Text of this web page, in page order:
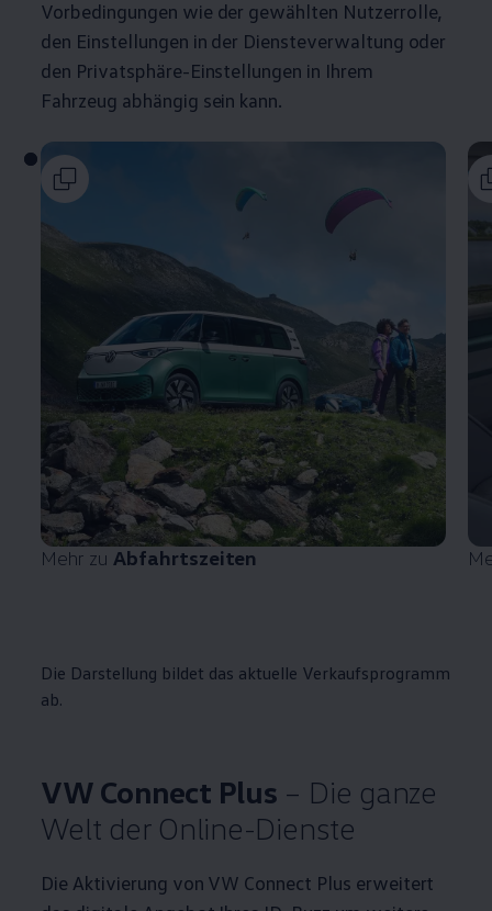
Vorbedingungen wie der gewählten Nutzerrolle,
den Einstellungen in der Diensteverwaltung oder
den Privatsphäre-Einstellungen in Ihrem
Fahrzeug abhängig sein kann.
Mehr zu Abfahrtszeiten
Die Darstellung bildet das aktuelle Verkaufsprogramm
ab.
VW Connect Plus – Die ganze
Welt der Online-Dienste
Die Aktivierung von VW Connect Plus erweitert